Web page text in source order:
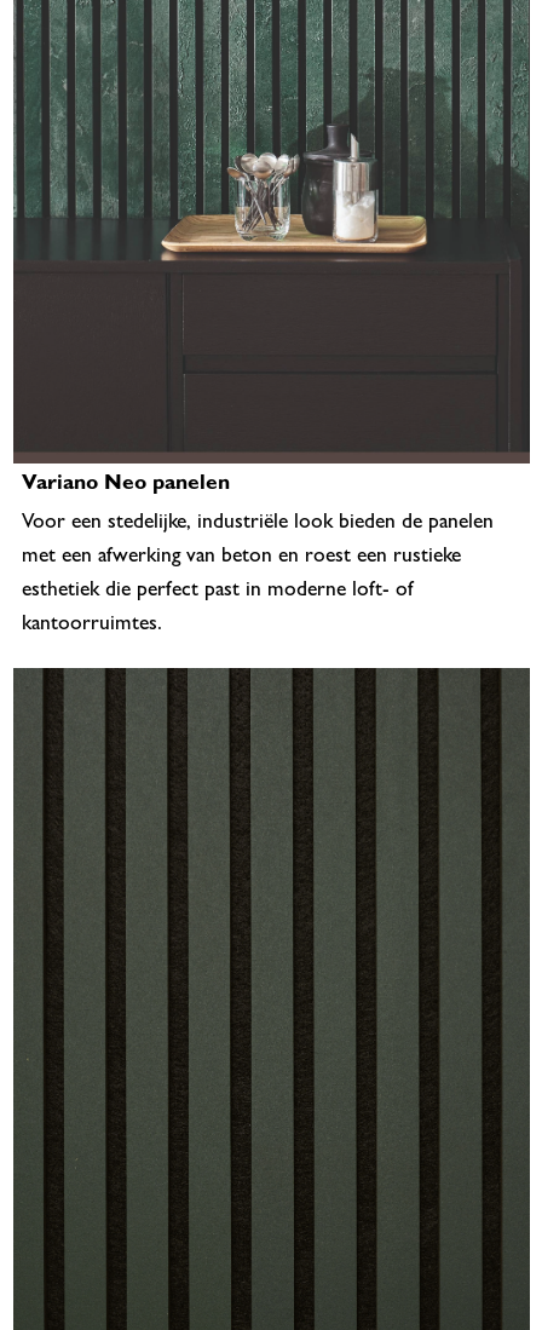
Variano Neo panelen
Voor een stedelijke, industriële look bieden de panelen
met een afwerking van beton en roest een rustieke
esthetiek die perfect past in moderne loft- of
kantoorruimtes.